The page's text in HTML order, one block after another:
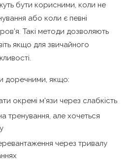
бути корисними, коли не
або коли є певні
Такі методи дозволяють
якщо для звичайного
доречними, якщо:
окремі м’язи через слабкість
тренування, але хочеться
через тривалу